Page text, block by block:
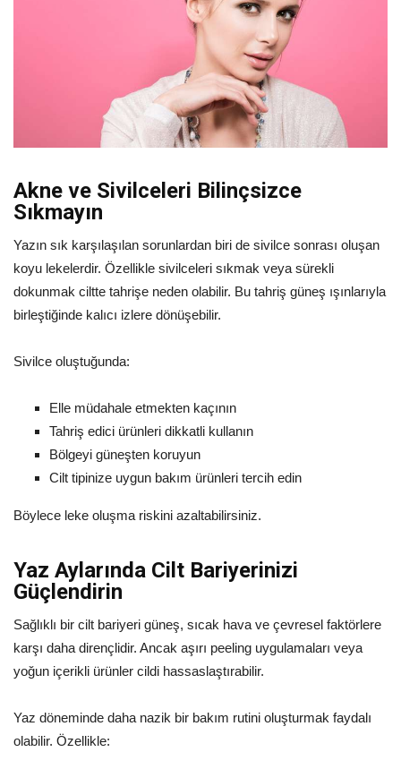
Akne ve Sivilceleri Bilinçsizce
Sıkmayın
Yazın sık karşılaşılan sorunlardan biri de sivilce sonrası oluşan
koyu lekelerdir. Özellikle sivilceleri sıkmak veya sürekli
dokunmak ciltte tahrişe neden olabilir. Bu tahriş güneş ışınlarıyla
birleştiğinde kalıcı izlere dönüşebilir.
Sivilce oluştuğunda:
Elle müdahale etmekten kaçının
Tahriş edici ürünleri dikkatli kullanın
Bölgeyi güneşten koruyun
Cilt tipinize uygun bakım ürünleri tercih edin
Böylece leke oluşma riskini azaltabilirsiniz.
Yaz Aylarında Cilt Bariyerinizi
Güçlendirin
Sağlıklı bir cilt bariyeri güneş, sıcak hava ve çevresel faktörlere
karşı daha dirençlidir. Ancak aşırı peeling uygulamaları veya
yoğun içerikli ürünler cildi hassaslaştırabilir.
Yaz döneminde daha nazik bir bakım rutini oluşturmak faydalı
olabilir. Özellikle: